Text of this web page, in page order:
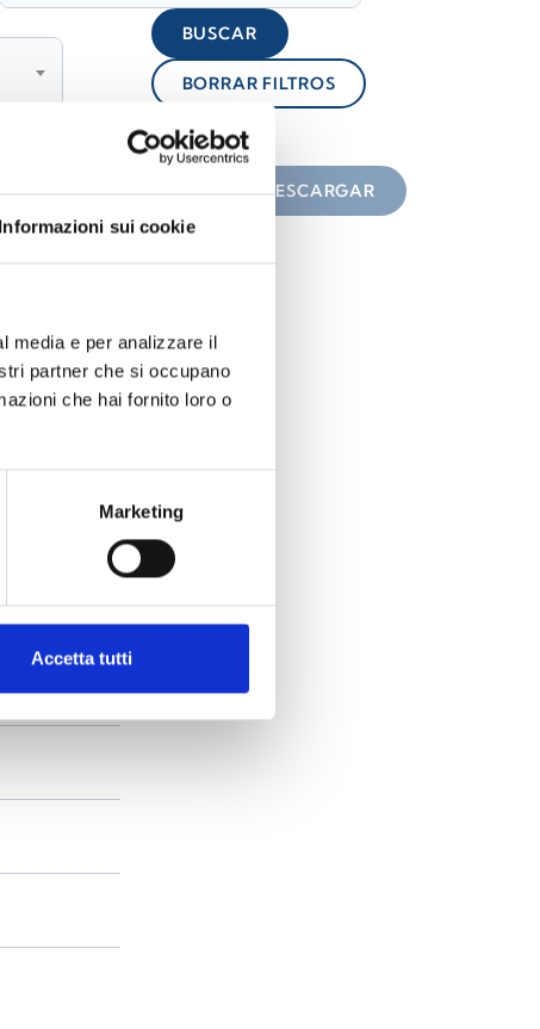
Informazioni sui cookie
media e per analizzare il
partner che si occupano
che hai fornito loro o
Marketing
Accetta tutti
DESCARGAR
BUSCAR
BORRAR FILTROS